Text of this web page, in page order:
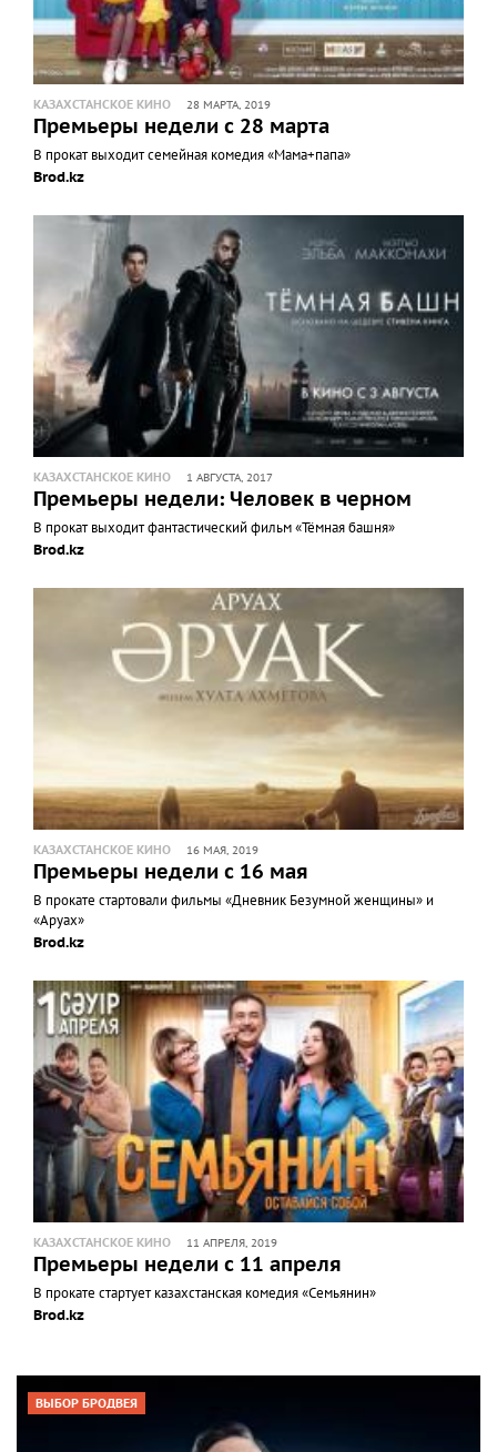
КАЗАХСТАНСКОЕ КИНО 28 МАРТА, 2019
Премьеры недели с 28 марта
В прокат выходит семейная комедия «Мама+папа»
Brod.kz
КАЗАХСТАНСКОЕ КИНО 1 АВГУСТА, 2017
Премьеры недели: Человек в черном
В прокат выходит фантастический фильм «Тёмная башня»
Brod.kz
КАЗАХСТАНСКОЕ КИНО 16 МАЯ, 2019
Премьеры недели с 16 мая
В прокате стартовали фильмы «Дневник Безумной женщины» и
«Аруах»
Brod.kz
КАЗАХСТАНСКОЕ КИНО 11 АПРЕЛЯ, 2019
Премьеры недели с 11 апреля
В прокате стартует казахстанская комедия «Семьянин»
Brod.kz
ВЫБОР БРОДВЕЯ